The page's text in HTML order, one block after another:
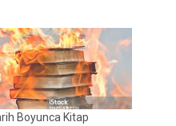
Boyunca Kitap